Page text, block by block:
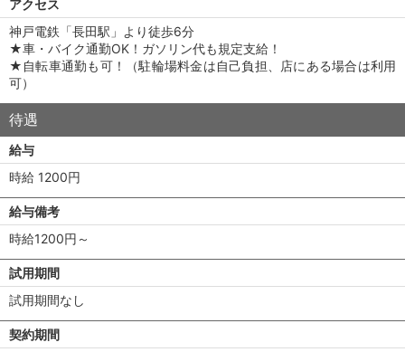
アクセス
神戸電鉄「長田駅」より徒歩6分
★車・バイク通勤OK！ガソリン代も規定支給！
★自転車通勤も可！（駐輪場料金は自己負担、店にある場合は利用
可）
待遇
給与
時給 1200円
給与備考
時給1200円～
試用期間
試用期間なし
契約期間